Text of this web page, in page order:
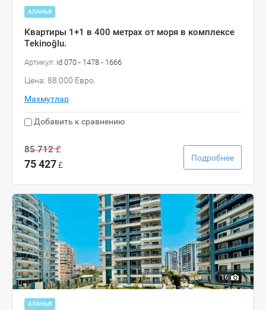
АЛАНЬЯ
Квартиры 1+1 в 400 метрах от моря в комплексе
Tekinoğlu.
Артикул: id 070 - 1478 - 1666
Цена: 88.000 Евро.
Махмутлар
Добавить к сравнению
85 712£
75 427£
Подробнее
16
АЛАНЬЯ